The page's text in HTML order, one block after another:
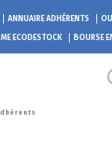
ANNUAIRE ADHÉRENTS
ECODESTOCK BOURSE